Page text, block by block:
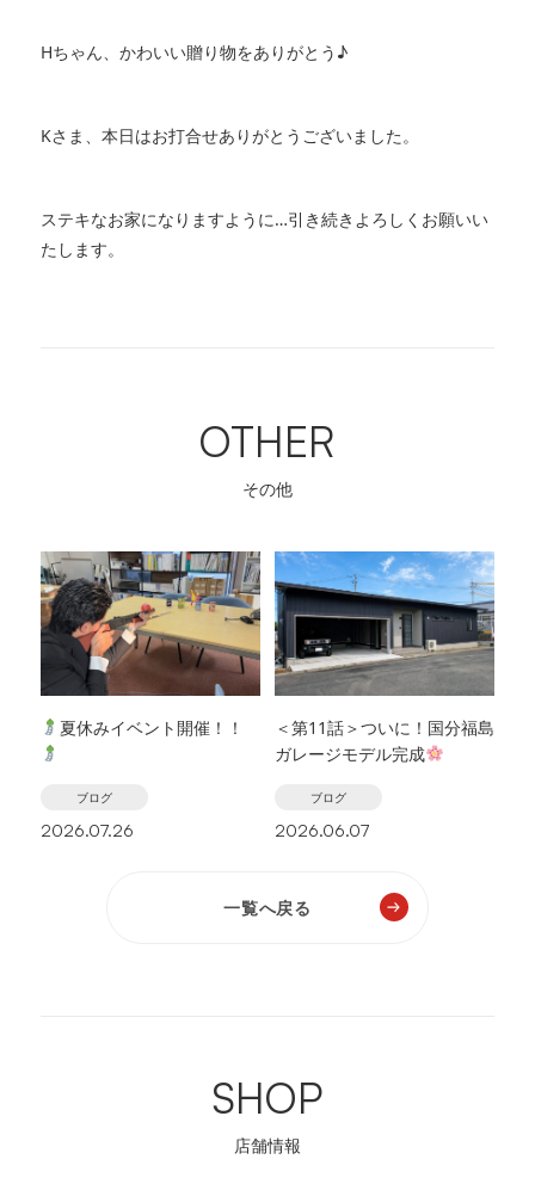
Hちゃん、かわいい贈り物をありがとう♪
Kさま、本日はお打合せありがとうございました。
ステキなお家になりますように…引き続きよろしくお願いい
たします。
OTHER
その他
夏休みイベント開催！！
ブログ
2026.07.26
＜第11話＞ついに！国分福島
ガレージモデル完成
ブログ
2026.06.07
一覧へ戻る
SHOP
店舗情報